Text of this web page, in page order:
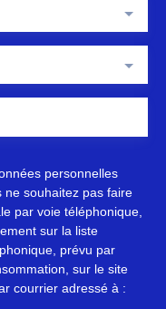
personnelles
ne souhaitez pas faire
par voie téléphonique,
sur la liste
prévu par
sur le site
courrier adressé à :